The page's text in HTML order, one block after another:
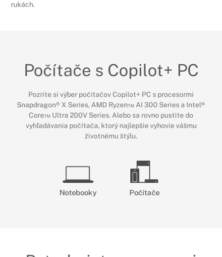
rukách.
Počítače s Copilot+ PC
Pozrite si výber počítačov Copilot+ PC s procesormi
Snapdragon® X Series, AMD Ryzen™ AI 300 Series a Intel®
Core™ Ultra 200V Series. Alebo sa rovno pustite do
vyhľadávania počítača, ktorý najlepšie vyhovie vášmu
životnému štýlu.
Notebooky Počítače